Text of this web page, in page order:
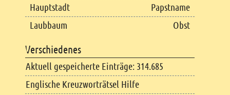
Hauptstadt
Papstname
Laubbaum
Obst
Verschiedenes
Aktuell gespeicherte Einträge: 314.685
Englische Kreuzworträtsel Hilfe